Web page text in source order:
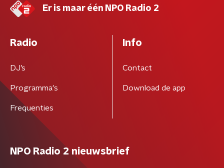
Er is maar één NPO Radio 2
Radio
DJ’s
Programma's
Frequenties
Info
Contact
Download de app
NPO Radio 2 nieuwsbrief